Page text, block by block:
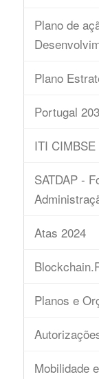
Plano de
Plano
Portugal
ITI CIMBSE
SATDAP -
Atas 2024
Planos e
Mobilidade